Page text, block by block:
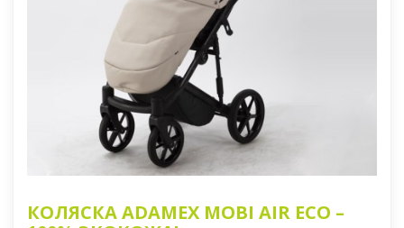
КОЛЯСКА ADAMEX MOBI AIR ECO –